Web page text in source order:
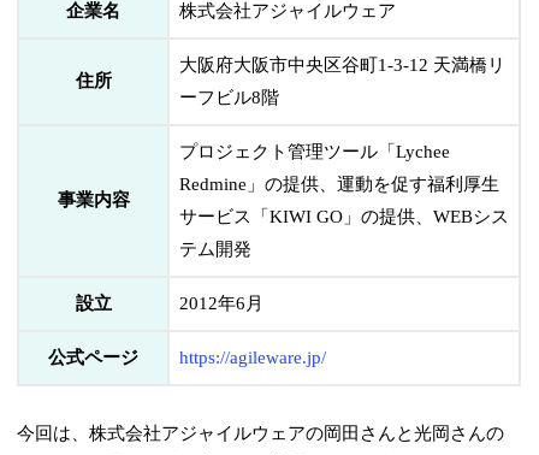
企業名 株式会社アジャイルウェア
住所
大阪府大阪市中央区谷町1-3-12 天満橋リ
ーフビル8階
事業内容
プロジェクト管理ツール「Lychee
Redmine」の提供、運動を促す福利厚生
サービス「KIWI GO」の提供、WEBシス
テム開発
設立 2012年6月
公式ページ https://agileware.jp/
今回は、株式会社アジャイルウェアの岡田さんと光岡さんの